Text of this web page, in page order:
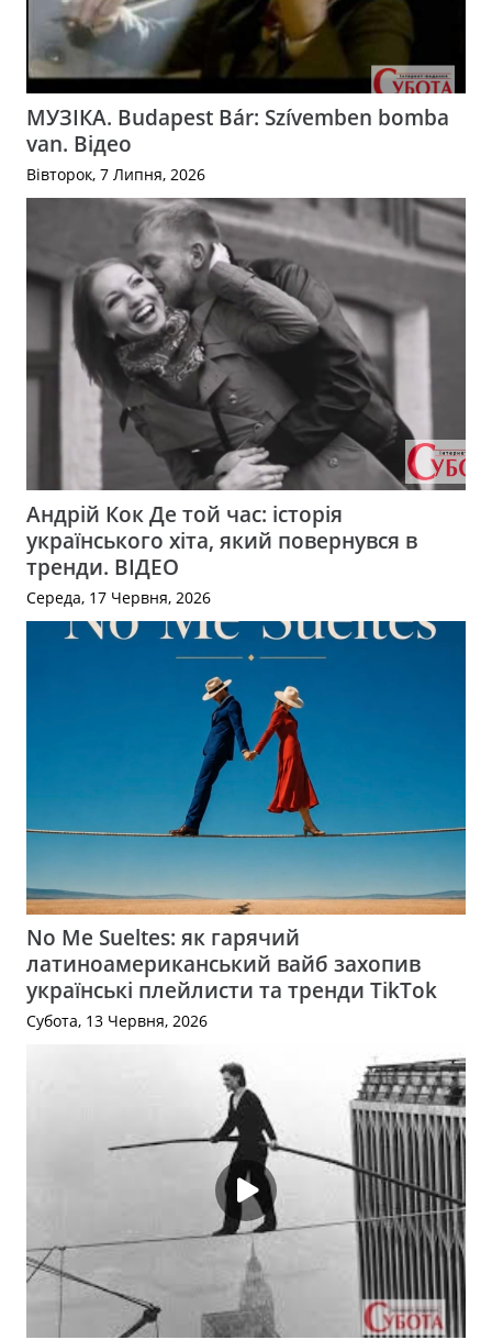
МУЗІКА. Budapest Bár: Szívemben bomba
van. Відео
Вівторок, 7 Липня, 2026
Андрій Кок Де той час: історія
українського хіта, який повернувся в
тренди. ВІДЕО
Середа, 17 Червня, 2026
No Me Sueltes: як гарячий
латиноамериканський вайб захопив
українські плейлисти та тренди TikTok
Субота, 13 Червня, 2026